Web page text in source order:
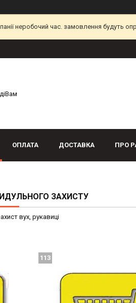
неробочий час. замовлення будуть
ОПЛАТА ДОСТАВКА ПРО
ЗАХИСТУ
вух, рукавиці
113